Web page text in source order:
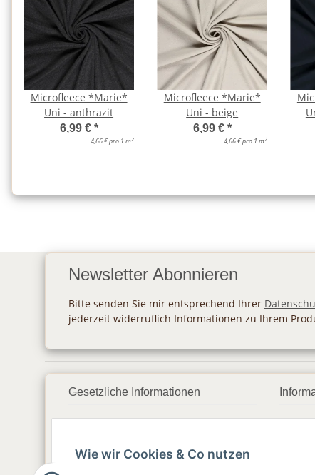
Microfleece *Marie*
Uni - anthrazit
6,99 € *
4,66 € pro 1 m2
Microfleece *Marie*
Uni - beige
6,99 € *
4,66 € pro 1 m2
Newsletter Abonnieren
Bitte senden Sie mir entsprechend Ihrer
jederzeit widerruflich Informationen zu Ihrem
Gesetzliche Informationen
AGB
Wie wir Cookies & Co nutzen